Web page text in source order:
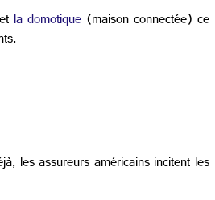
la domotique (maison connectée) ce
les assureurs américains incitent les